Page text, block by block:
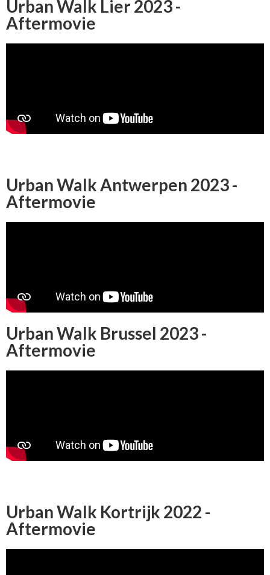
Urban Walk Lier 2023 -
Aftermovie
Urban Walk Antwerpen 2023 -
Aftermovie
Urban Walk Brussel 2023 -
Aftermovie
Urban Walk Kortrijk 2022 -
Aftermovie